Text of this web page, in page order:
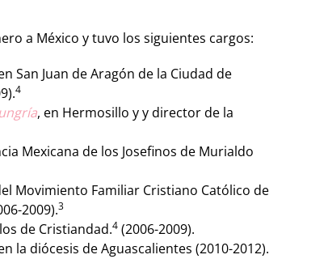
a México y tuvo los siguientes cargos:
San Juan de Aragón de la Ciudad de
4
, en Hermosillo y y director de la
Mexicana de los Josefinos de Murialdo
Movimiento Familiar Cristiano Católico de
2009).3
de Cristiandad.4 ​ (2006-2009).
la diócesis de Aguascalientes (2010-2012).